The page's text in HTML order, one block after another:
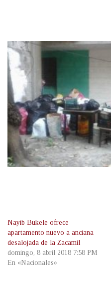
Nayib Bukele ofrece
apartamento nuevo a anciana
desalojada de la Zacamil
domingo, 8 abril 2018 7:58 PM
En «Nacionales»